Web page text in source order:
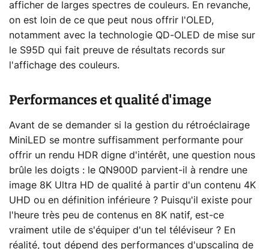
afficher de larges spectres de couleurs. En revanche,
on est loin de ce que peut nous offrir l'OLED,
notamment avec la technologie QD-OLED de mise sur
le S95D qui fait preuve de résultats records sur
l'affichage des couleurs.
Performances et qualité d'image
Avant de se demander si la gestion du rétroéclairage
MiniLED se montre suffisamment performante pour
offrir un rendu HDR digne d'intérêt, une question nous
brûle les doigts : le QN900D parvient-il à rendre une
image 8K Ultra HD de qualité à partir d'un contenu 4K
UHD ou en définition inférieure ? Puisqu'il existe pour
l'heure très peu de contenus en 8K natif, est-ce
vraiment utile de s'équiper d'un tel téléviseur ? En
réalité, tout dépend des performances d'upscaling de